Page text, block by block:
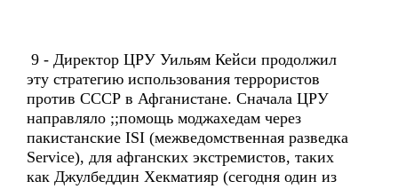
9 - Директор ЦРУ Уильям Кейси продолжил
эту стратегию использования террористов
против СССР в Афганистане. Сначала ЦРУ
направляло ;;помощь моджахедам через
пакистанские ISI (межведомственная разведка
Service), для афганских экстремистов, таких
как Джулбеддин Хекматияр (сегодня один из